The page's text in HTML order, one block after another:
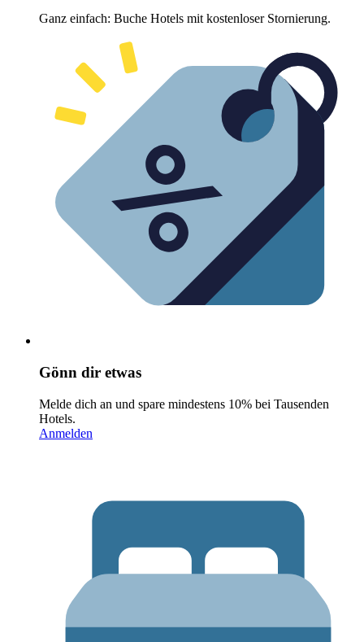
Ganz einfach: Buche Hotels mit kostenloser Stornierung.
Gönn dir etwas
Melde dich an und spare mindestens 10% bei Tausenden
Hotels.
Anmelden